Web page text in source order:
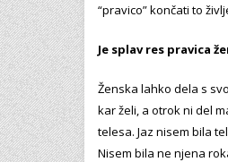
“pravico” končati to
Je splav res pravica
Ženska lahko dela s
kar želi, a otrok ni del
telesa. Jaz nisem bila
Nisem bila ne njena